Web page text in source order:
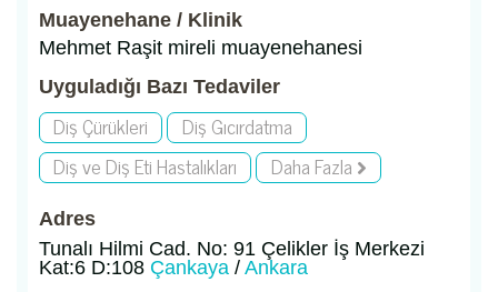
Muayenehane / Klinik
Mehmet Raşit mireli muayenehanesi
Uyguladığı Bazı Tedaviler
Diş Çürükleri
Diş Gıcırdatma
Diş ve Diş Eti Hastalıkları
Daha Fazla
Adres
Tunalı Hilmi Cad. No: 91 Çelikler İş Merkezi
Kat:6 D:108 Çankaya / Ankara